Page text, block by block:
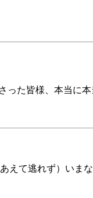
た皆様、本当に本
えて逃れず）いま